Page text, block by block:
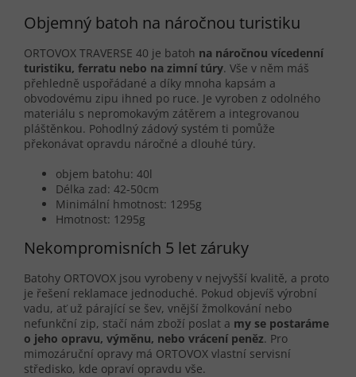
Objemný batoh na náročnou turistiku
ORTOVOX TRAVERSE 40 je batoh na náročnou vícedenní
turistiku, ferratu nebo na zimní túry. Vše v něm máš
přehledně uspořádané a díky mnoha kapsám a
obvodovému zipu ihned po ruce. Je vyroben z odolného
materiálu s nepromokavým zátěrem a integrovanou
pláštěnkou. Pohodlný zádový systém ti pomůže
překonávat opravdu náročné a dlouhé túry.
objem batohu: 40l
Délka zad: 42-50cm
Minimální hmotnost: 1295g
Hmotnost: 1295g
Nekompromisních 5 let záruky
Batohy ORTOVOX jsou vyrobeny v nejvyšší kvalitě, a proto
je řešení reklamace jednoduché. Pokud objevíš výrobní
vadu, ať už párající se šev, vnější žmolkování nebo
nefunkční zip, stačí nám zboží poslat a my se postaráme
o jeho opravu, výměnu, nebo vrácení peněz. Pro
mimozáruční opravy má ORTOVOX vlastní servisní
středisko, kde opraví opravdu vše.